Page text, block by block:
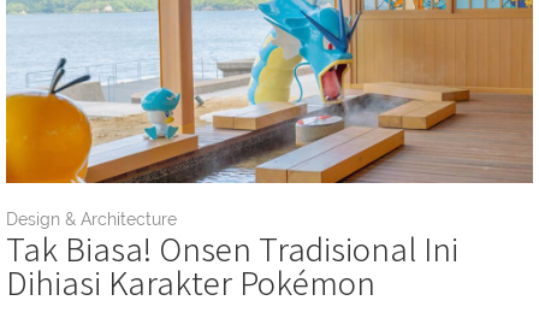
Design & Architecture
Tak Biasa! Onsen Tradisional Ini
Dihiasi Karakter Pokémon